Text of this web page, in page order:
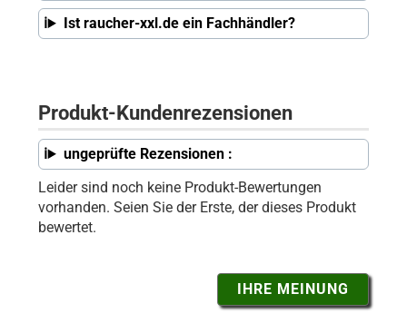
Ist raucher-xxl.de ein Fachhändler?
Produkt-Kundenrezensionen
ungeprüfte Rezensionen :
Leider sind noch keine Produkt-Bewertungen
vorhanden. Seien Sie der Erste, der dieses Produkt
bewertet.
IHRE MEINUNG